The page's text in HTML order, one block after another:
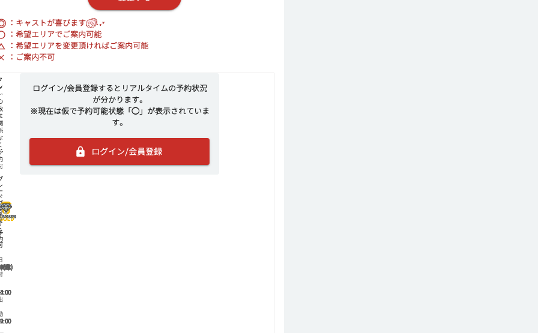
：キャストが喜びます
：希望エリアでご案内可能
：希望エリアを変更頂ければご案内可能
：ご案内不可
ログイン/会員登録するとリアルタイムの予約状況
が分かります。
※現在は仮で予約可能状態「◯」が表示されていま
す。
ログイン/会員登録
金)
土)
日)月)
火)
水)
木)
金)
土)
日)
月)
火)
水)
木)
金)
土)
日)